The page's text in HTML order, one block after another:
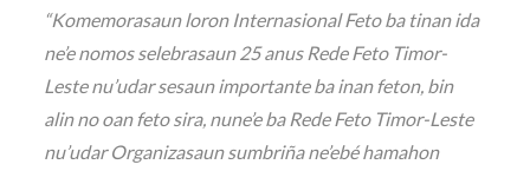
“Komemorasaun loron Internasional Feto ba tinan ida
ne’e nomos selebrasaun 25 anus Rede Feto Timor-
Leste nu’udar sesaun importante ba inan feton, bin
alin no oan feto sira, nune’e ba Rede Feto Timor-Leste
nu’udar Organizasaun sumbriña ne’ebé hamahon